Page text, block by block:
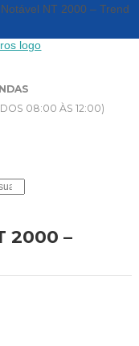
08:00 ÀS 12:00)
NT 2000 – Trend
2000 –